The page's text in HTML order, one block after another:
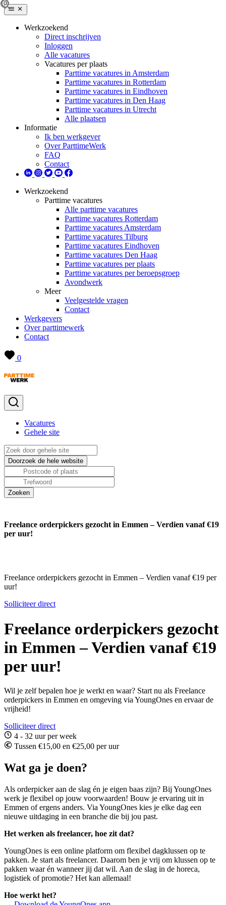
Werkzoekend
Direct inschrijven
Inloggen
Alle vacatures
Vacatures per plaats
Parttime vacatures in Amsterdam
Parttime vacatures in Rotterdam
Parttime vacatures in Eindhoven
Parttime vacatures in Den Haag
Parttime vacatures in Utrecht
Alle plaatsen
Informatie
Ik ben werkgever
Over ParttimeWerk
FAQ
Contact
Werkzoekend
Parttime vacatures
Alle parttime vacatures
Parttime vacatures Rotterdam
Parttime vacatures Amsterdam
Parttime vacatures Tilburg
Parttime vacatures Eindhoven
Parttime vacatures Den Haag
Parttime vacatures per plaats
Parttime vacatures per beroepsgroep
Avondwerk
Meer
Veelgestelde vragen
Contact
Werkgevers
Over parttimewerk
Contact
0
Vacatures
Gehele site
Freelance orderpickers gezocht in Emmen – Verdien vanaf €19
per uur!
Freelance orderpickers gezocht in Emmen – Verdien vanaf €19 per
uur!
Solliciteer direct
Freelance orderpickers gezocht
in Emmen – Verdien vanaf €19
per uur!
Wil je zelf bepalen hoe je werkt en waar? Start nu als Freelance
orderpickers in Emmen en omgeving via YoungOnes en ervaar de
vrijheid!
Solliciteer direct
4 - 32 uur per week
Tussen €15,00 en €25,00 per uur
Wat ga je doen?
Als orderpicker aan de slag én je eigen baas zijn? Bij YoungOnes
werk je flexibel op jouw voorwaarden! Bouw je ervaring uit in
Emmen of ergens anders. Via YoungOnes kies je elke dag een
nieuwe uitdaging in een branche die bij jou past.
Het werken als freelancer, hoe zit dat?
YoungOnes is een online platform om flexibel dagklussen op te
pakken. Je start als freelancer. Daarom ben je vrij om klussen op te
pakken waar én wanneer jij dat wil. Aan de slag in de horeca,
logistiek of promotie? Het kan allemaal!
Hoe werkt het?